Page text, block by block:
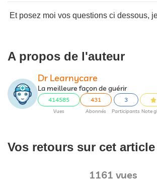
Et posez moi vos questions ci dessous,
A propos de l'auteur
Dr Learnycare
La meilleure façon de guérir
414585
Vues
431
Abonnés
3
Participants Note
Vos retours sur cet article
1161 vues